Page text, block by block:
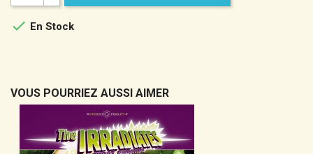
 En Stock
VOUS POURRIEZ AUSSI AIMER